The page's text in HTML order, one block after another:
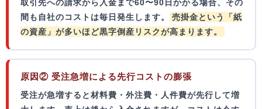
取引先への請求から入金まで60〜90日かかる場合、その
間も自社のコストは毎日発生します。
売掛金という「紙
の資産」が多いほど黒字倒産リスクが高まります。
原因② 受注急増による先行コストの膨張
受注が急増すると材料費・外注費・人件費が先行して増